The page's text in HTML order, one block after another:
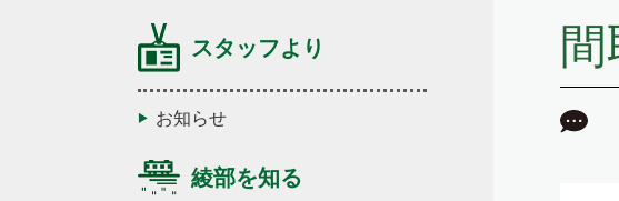
スタッフより
お知らせ
綾部を知る